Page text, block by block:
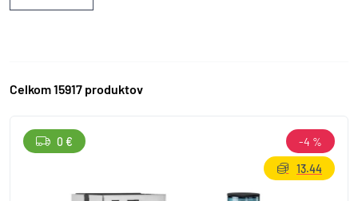
Celkom 15917 produktov
0 €
-4 %
13.44